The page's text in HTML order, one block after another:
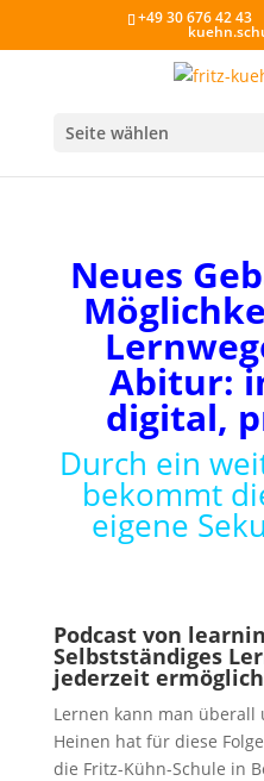
+49 30 676 42 43
Seite wählen
Neues
Abitur:
digital,
Durch ein
bekommt
eigene
Podcast von
Selbstständiges
jederzeit
Lernen kann man überall
Heinen hat für diese
die Fritz-Kühn-Schule in